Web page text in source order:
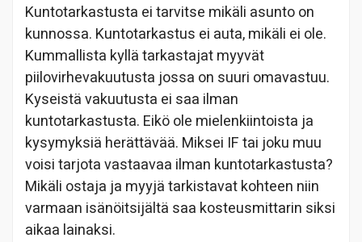
Kuntotarkastusta ei tarvitse mikäli asunto on
kunnossa. Kuntotarkastus ei auta, mikäli ei ole.
Kummallista kyllä tarkastajat myyvät
piilovirhevakuutusta jossa on suuri omavastuu.
Kyseistä vakuutusta ei saa ilman
kuntotarkastusta. Eikö ole mielenkiintoista ja
kysymyksiä herättävää. Miksei IF tai joku muu
voisi tarjota vastaavaa ilman kuntotarkastusta?
Mikäli ostaja ja myyjä tarkistavat kohteen niin
varmaan isänöitsijältä saa kosteusmittarin siksi
aikaa lainaksi.